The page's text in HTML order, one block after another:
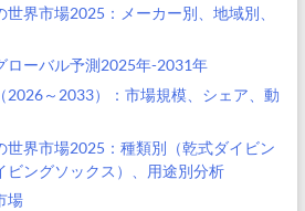
界市場2025：メーカー別、地域別、
ローバル予測2025年-2031年
2026～2033）：市場規模、シェア、動
世界市場2025：種類別（乾式ダイビン
ビングソックス）、用途別分析
場